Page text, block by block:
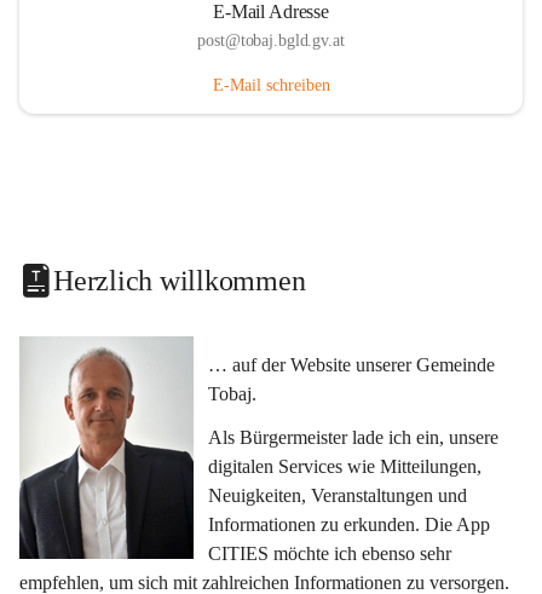
E-Mail Adresse
post@tobaj.bgld.gv.at
E-Mail schreiben
Herzlich willkommen
… auf der Website unserer Gemeinde
Tobaj.
Als Bürgermeister lade ich ein, unsere
digitalen Services wie Mitteilungen,
Neuigkeiten, Veranstaltungen und
Informationen zu erkunden. Die App
CITIES möchte ich ebenso sehr
empfehlen, um sich mit zahlreichen Informationen zu versorgen.